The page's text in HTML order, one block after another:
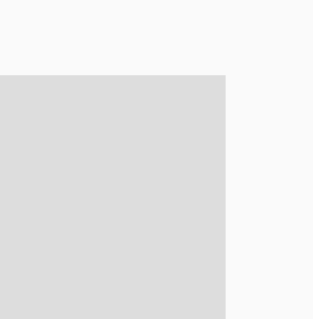
mais il peut être difficile à